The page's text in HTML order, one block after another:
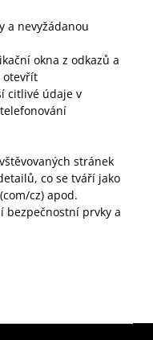
a nevyžádanou
okna z odkazů a
otevřít
citlivé údaje v
stránek
co se tváří jako
cz) apod.
bezpečnostní prvky a